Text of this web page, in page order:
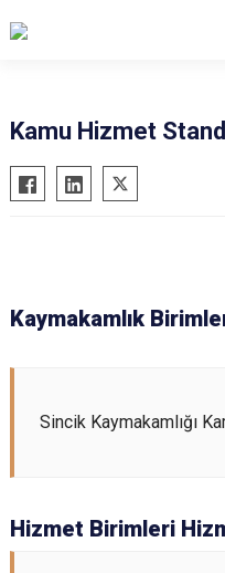
Besni
Çelikhan
Kahta
Kamu Hizmet
Kaymakamlık
Sincik Kaymakamlığı
Hizmet Birimleri